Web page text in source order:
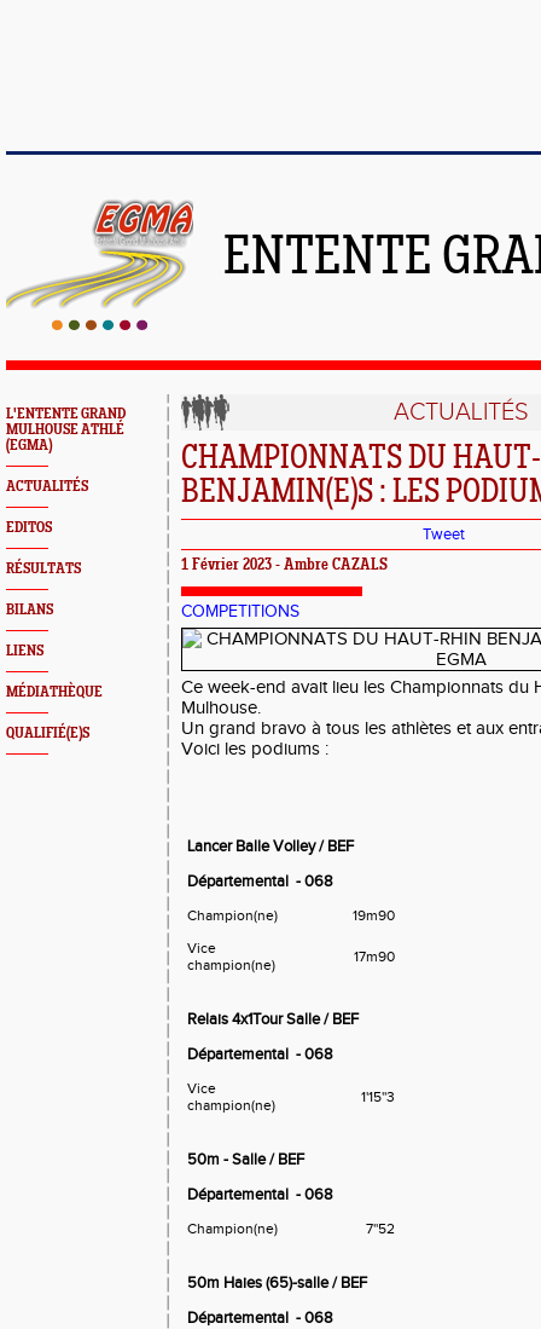
ENTENTE
L'ENTENTE GRAND
MULHOUSE ATHLÉ
(EGMA)
ACTUALITÉS
EDITOS
RÉSULTATS
BILANS
LIENS
MÉDIATHÈQUE
QUALIFIÉ(E)S
ACTUALITÉS
CHAMPIONNATS DU
BENJAMIN(E)S : LES
Tweet
1 Février 2023 - Ambre CAZALS
COMPETITIONS
Ce week-end avait lieu les Championnats du
Mulhouse.
Un grand bravo à tous les athlètes et aux
Voici les podiums :
Lancer Balle Volley / BEF
Départemental - 068
Champion(ne)
19m90
Vice
champion(ne)
17m90
Relais 4x1Tour Salle / BEF
Départemental - 068
Vice
champion(ne)
1'15''3
50m - Salle / BEF
Départemental - 068
Champion(ne) 7''52
50m Haies (65)-salle / BEF
Départemental - 068